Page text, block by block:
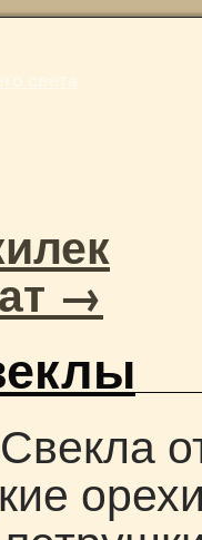
света
→